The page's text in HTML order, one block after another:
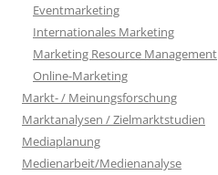
Eventmarketing
Internationales Marketing
Marketing Resource Management
Online-Marketing
Markt- / Meinungsforschung
Marktanalysen / Zielmarktstudien
Mediaplanung
Medienarbeit/Medienanalyse